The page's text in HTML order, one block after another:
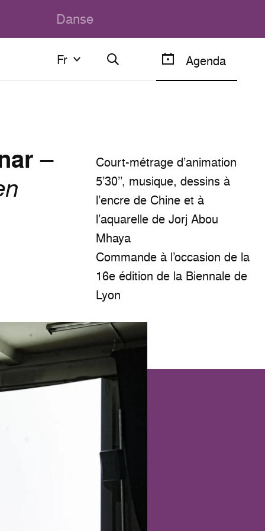
Danse
Fr
Fr Agenda
–
Court-métrage d’animation
5’30’’, musique, dessins à
l’encre de Chine et à
l’aquarelle de Jorj Abou
Mhaya
Commande à l’occasion de la
16e édition de la Biennale de
Lyon